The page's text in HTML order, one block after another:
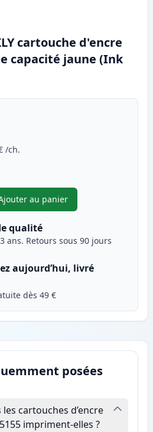
cartouche d'encre
capacité jaune (Ink
/ch.
ajuster
au panier
,Canon PGI-2500XLY
qualité
ans. Retours sous 90 jours
aujourd’hui, livré
dès 49 €
posées
cartouches d’encre
impriment-elles ?